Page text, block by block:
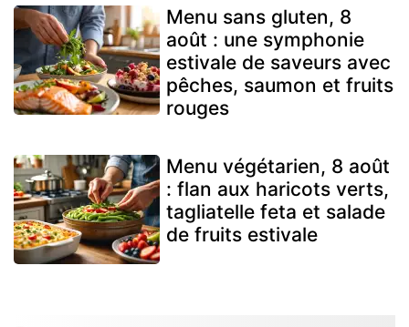
Menu sans gluten, 8
août : une symphonie
estivale de saveurs avec
pêches, saumon et fruits
rouges
Menu végétarien, 8 août
: flan aux haricots verts,
tagliatelle feta et salade
de fruits estivale